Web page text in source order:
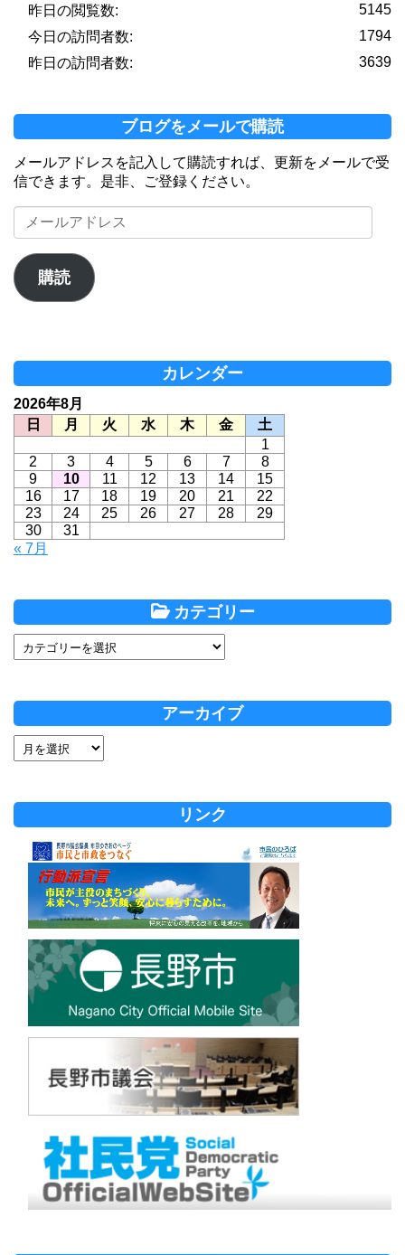
5145
昨日の閲覧数:
1794
今日の訪問者数:
3639
昨日の訪問者数:
ブログをメールで購読
メールアドレスを記入して購読すれば、更新をメールで受
信できます。是非、ご登録ください。
メ
ー
ア
ド
購読
カレンダー
2026年8月
日
月 火 水 木 金
土
1
2
3 4 5 6 7
8
9
10 11 12 13 14
15
16
17 18 19 20 21
22
23
24 25 26 27 28
29
30
31
« 7月
カテゴリー
アーカイブ
リンク